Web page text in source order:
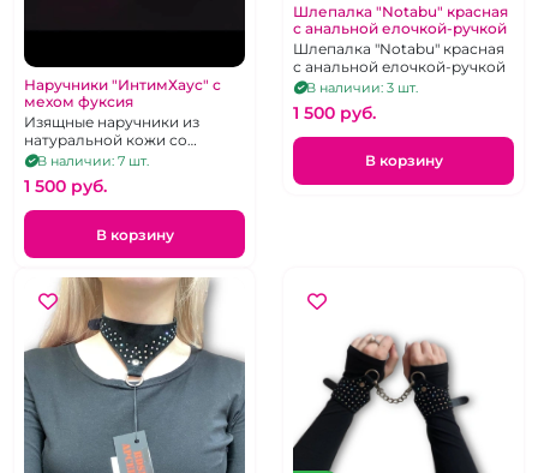
Наручники "ИнтимХаус" с
мехом фуксия
Изящные наручники из
натуральной кожи со
съёмным мехом цвета
фуксии.
В наличии: 7 шт.
1 500 pуб.
В корзину
Шлепалка "Notabu" красная
с анальной елочкой-ручкой
Шлепалка "Notabu" красная
с анальной елочкой-ручкой
В наличии: 3 шт.
1 500 pуб.
В корзину